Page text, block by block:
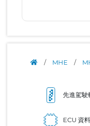
/ MHE /
先進駕駛
ECU 資料